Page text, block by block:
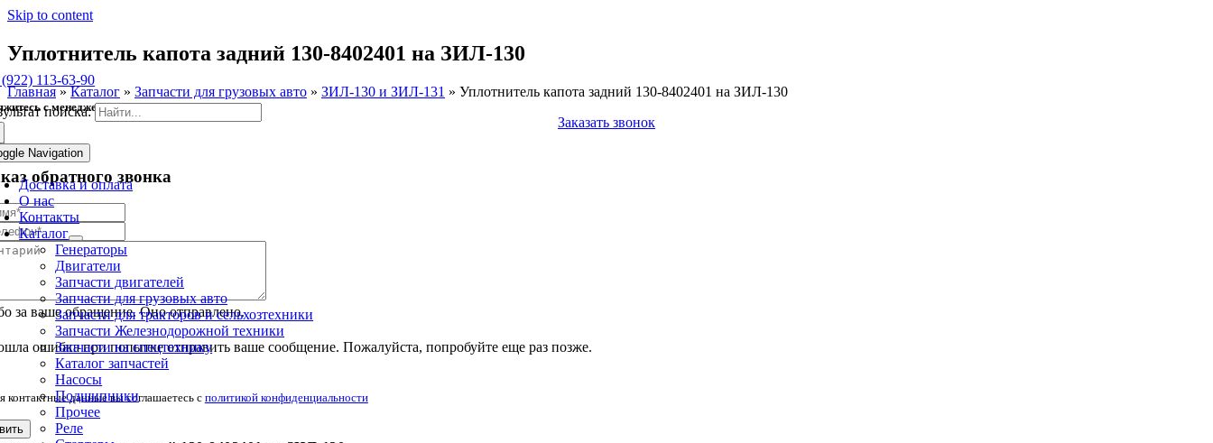
Skip to content
113-63-90
поиска:
Navigation
Доставка и оплата
О нас
Контакты
Каталог
Генераторы
Двигатели
Запчасти двигателей
Запчасти для грузовых авто
Запчасти для тракторов и сельхозтехники
Запчасти Железнодорожной техники
Запчасти на спецтехнику
Каталог запчастей
Насосы
Подшипники
Прочее
Реле
Уплотнитель капота задний 130-8402401 на ЗИЛ-130
Главная»Каталог » Запчасти для грузовых авто » ЗИЛ-130 и ЗИЛ-131 » Уплотнитель капота задний 130-8402401 на ЗИЛ-130
с менеджером
Заказать звонок
обратного звонка
за ваше обращение. Оно отправлено.
ошибка при попытке отправить ваше сообщение. Пожалуйста, попробуйте еще раз позже.
контактные данные вы соглашаетесь с политикой конфиденциальности